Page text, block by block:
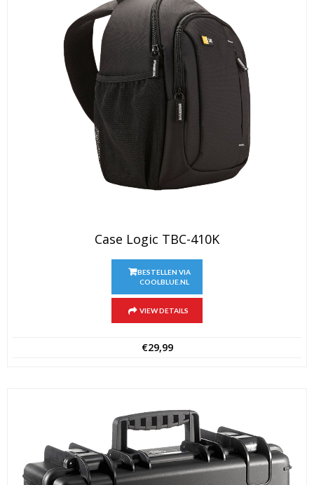
Case Logic TBC-410K
BESTELLEN VIA
COOLBLUE.NL
VIEW DETAILS
€29,99